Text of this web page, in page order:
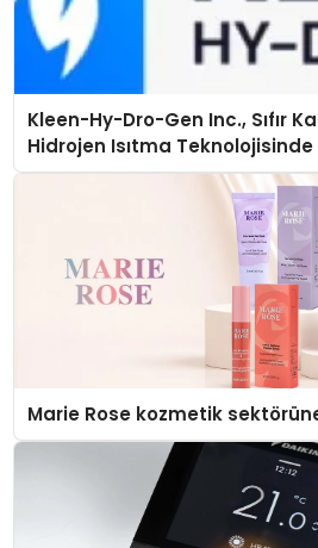
Kleen-Hy-Dro-Gen Inc., Sıfır
Hidrojen Isıtma Teknolojisinde
Düzenleyici Onaylarını Aldı
Marie Rose kozmetik